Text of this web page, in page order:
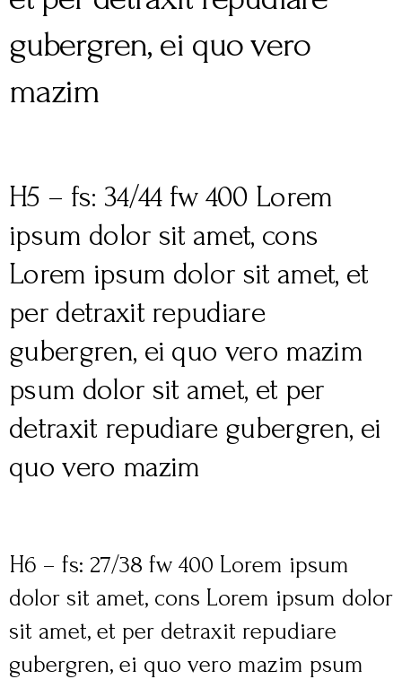
gubergren, ei quo vero
mazim
H5 – fs: 34/44 fw 400 Lorem
ipsum dolor sit amet, cons
Lorem ipsum dolor sit amet, et
per detraxit repudiare
gubergren, ei quo vero mazim
psum dolor sit amet, et per
detraxit repudiare gubergren, ei
quo vero mazim
H6 – fs: 27/38 fw 400 Lorem ipsum
dolor sit amet, cons Lorem ipsum dolor
sit amet, et per detraxit repudiare
gubergren, ei quo vero mazim psum